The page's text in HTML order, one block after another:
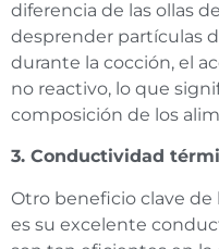
diferencia de las ollas
desprender partículas
durante la cocción, el
no reactivo, lo que
composición de los
3. Conductividad
Otro beneficio clave de
es su excelente